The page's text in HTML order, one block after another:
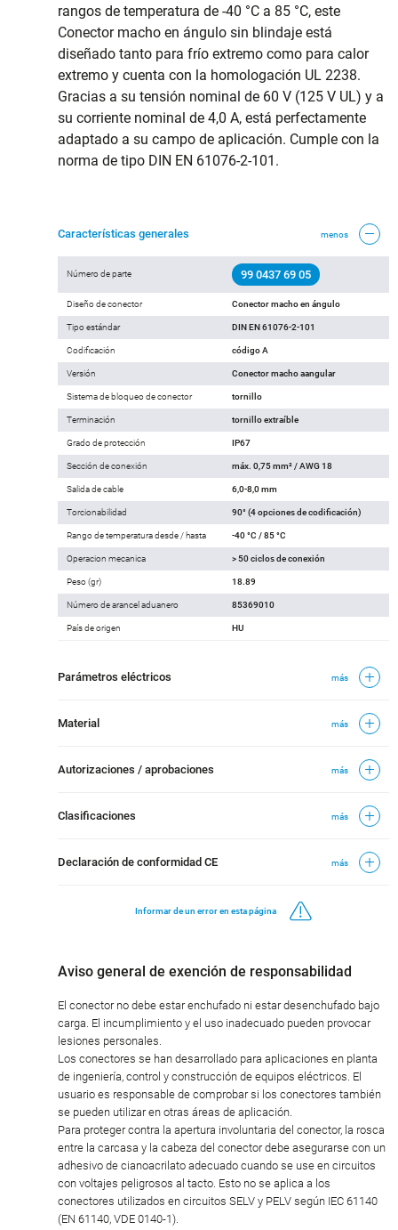
rangos de temperatura de -40 °C a 85 °C, este
Conector macho en ángulo sin blindaje está
diseñado tanto para frío extremo como para calor
extremo y cuenta con la homologación UL 2238.
Gracias a su tensión nominal de 60 V (125 V UL) y a
su corriente nominal de 4,0 A, está perfectamente
adaptado a su campo de aplicación. Cumple con la
norma de tipo DIN EN 61076-2-101.
Características generales menos
Número de parte 99 0437 69 05
Diseño de conector Conector macho en ángulo
Tipo estándar DIN EN 61076-2-101
Codificación código A
Versión Conector macho aangular
Sistema de bloqueo de conector tornillo
Terminación tornillo extraíble
Grado de protección IP67
Sección de conexión máx. 0,75 mm² / AWG 18
Salida de cable 6,0-8,0 mm
Torcionabilidad 90° (4 opciones de codificación)
Rango de temperatura desde / hasta -40 °C / 85 °C
Operacion mecanica > 50 ciclos de conexión
Peso (gr) 18.89
Número de arancel aduanero 85369010
País de origen HU
Parámetros eléctricos más
Material más
Autorizaciones / aprobaciones más
Clasificaciones más
Declaración de conformidad CE más
Informar de un error en esta página
Aviso general de exención de responsabilidad
El conector no debe estar enchufado ni estar desenchufado bajo
carga. El incumplimiento y el uso inadecuado pueden provocar
lesiones personales.
Los conectores se han desarrollado para aplicaciones en planta
de ingeniería, control y construcción de equipos eléctricos. El
usuario es responsable de comprobar si los conectores también
se pueden utilizar en otras áreas de aplicación.
Para proteger contra la apertura involuntaria del conector, la rosca
entre la carcasa y la cabeza del conector debe asegurarse con un
adhesivo de cianoacrilato adecuado cuando se use en circuitos
con voltajes peligrosos al tacto. Esto no se aplica a los
conectores utilizados en circuitos SELV y PELV según IEC 61140
(EN 61140, VDE 0140-1).